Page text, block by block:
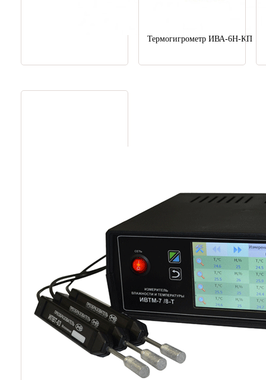
Термогигрометр ИВА-6Н-КП